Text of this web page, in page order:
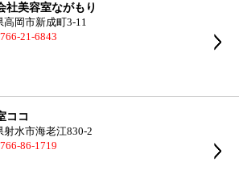
社美容室ながもり
高岡市新成町3-11
21-6843
ココ
射水市海老江830-2
86-1719